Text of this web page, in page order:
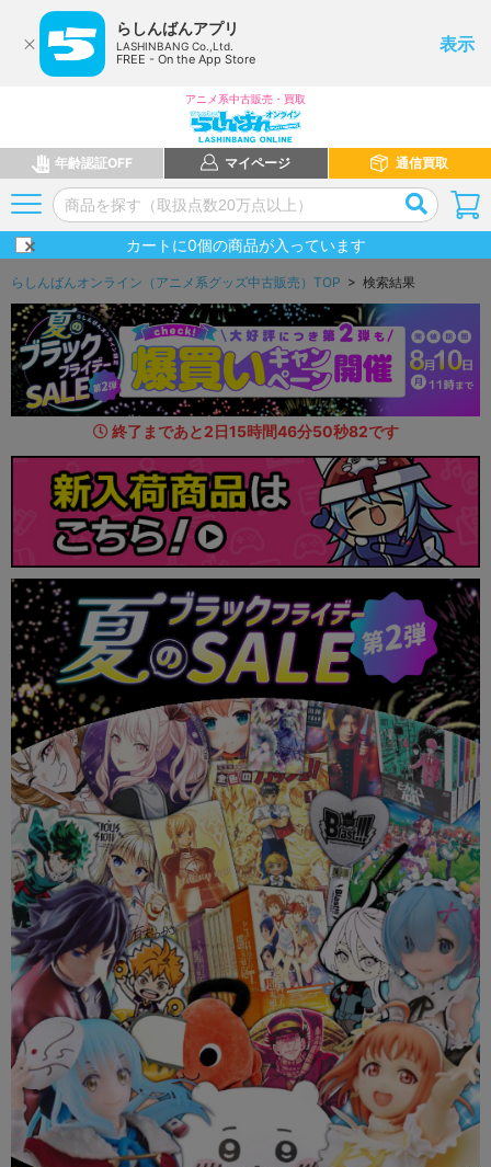
らしんばんアプリ
LASHINBANG Co.,Ltd.
FREE - On the App Store
表示
アニメ系中古販売・買取
年齢認証OFF マイページ 通信買取
カートに0個の商品が入っています
らしんばんオンライン（アニメ系グッズ中古販売）TOP > 検索結果
終了まであと2日15時間46分49秒45です